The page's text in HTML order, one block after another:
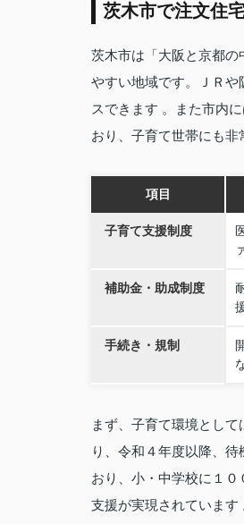
茨木市で注文住
茨木市は「大阪と京都
やすい地域です。ＪＲ
スできます 。また市内
おり、子育て世帯にも非
項目
子育て支援制度
補助金・助成制度
手続き・規制
まず、子育て環境とし
り、令和４年度以降、
おり、小・中学校に１
支援が実現されています